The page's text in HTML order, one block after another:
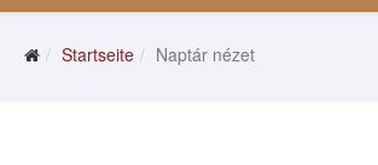
Startseite Naptár nézet